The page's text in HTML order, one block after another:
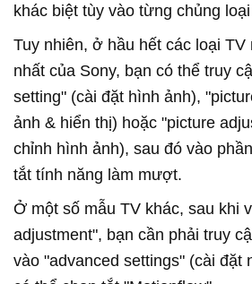
khác biệt tùy vào từng chủng
Tuy nhiên, ở hầu hết các loại TV
nhất của Sony, bạn có thể truy
setting" (cài đặt hình ảnh),
ảnh & hiển thị) hoặc "picture
chỉnh hình ảnh), sau đó vào
tắt tính năng làm mượt.
Ở một số mẫu TV khác, sau khi
adjustment", bạn cần phải truy
vào "advanced settings" (cài đặt